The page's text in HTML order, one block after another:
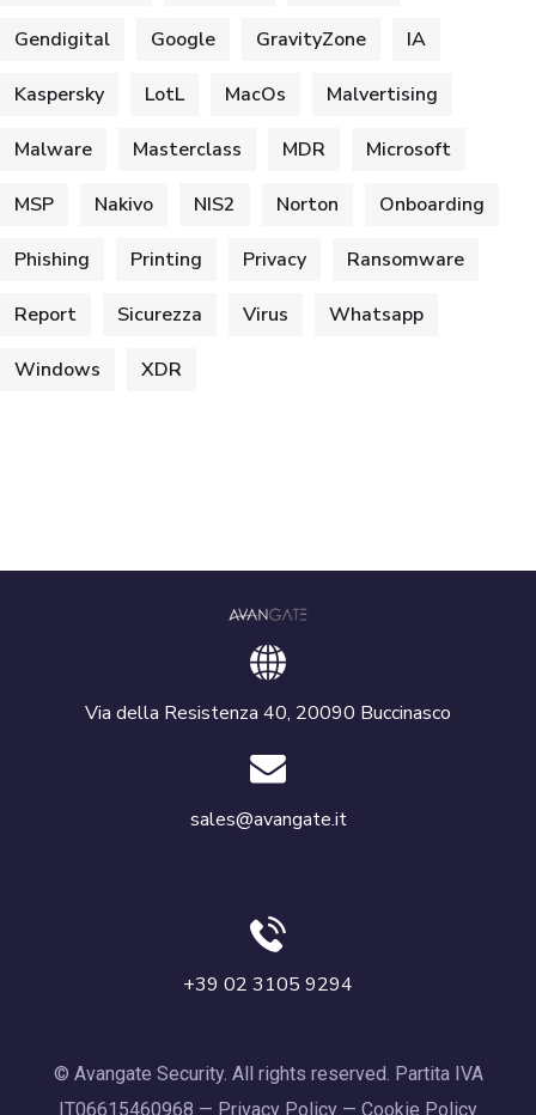
Gendigital Google GravityZone IA
Kaspersky LotL MacOs Malvertising
Malware Masterclass MDR Microsoft
MSP Nakivo NIS2 Norton Onboarding
Phishing Printing Privacy Ransomware
Report Sicurezza Virus Whatsapp
Windows XDR
Via della Resistenza 40, 20090 Buccinasco
sales@avangate.it
+39 02 3105 9294
© Avangate Security. All rights reserved. Partita IVA
IT06615460968 — Privacy Policy — Cookie Policy